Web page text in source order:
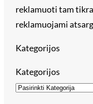
reklamuoti tam
reklamuojami
Kategorijos
Kategorijos